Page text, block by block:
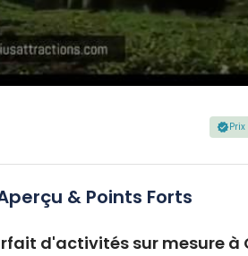
& Points Forts
d'activités sur mesure à